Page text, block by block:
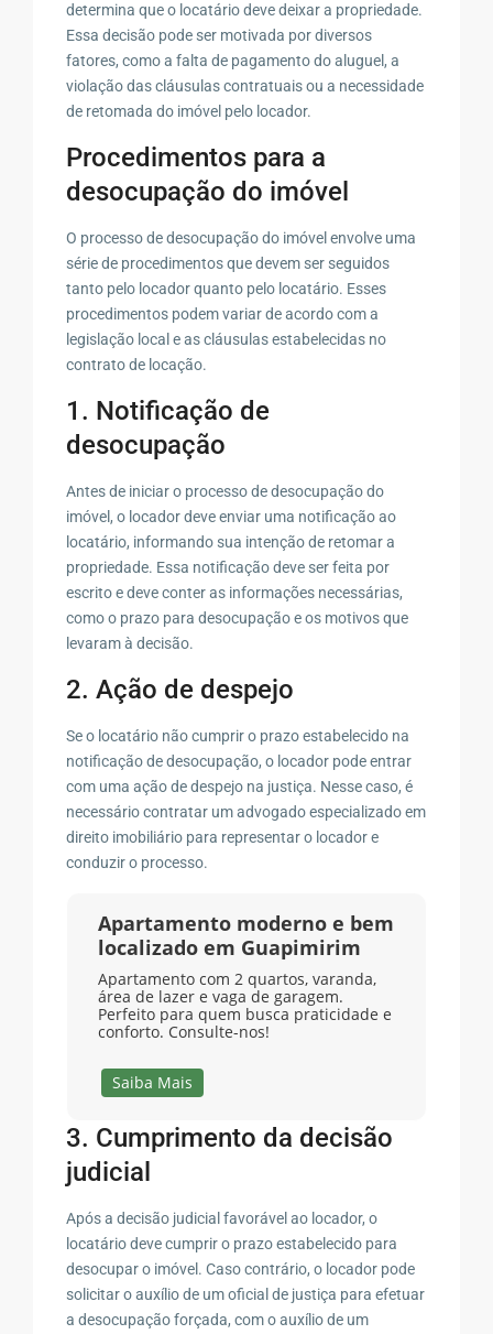
determina que o locatário deve deixar a propriedade.
Essa decisão pode ser motivada por diversos
fatores, como a falta de pagamento do aluguel, a
violação das cláusulas contratuais ou a necessidade
de retomada do imóvel pelo locador.
Procedimentos para a
desocupação do imóvel
O processo de desocupação do imóvel envolve uma
série de procedimentos que devem ser seguidos
tanto pelo locador quanto pelo locatário. Esses
procedimentos podem variar de acordo com a
legislação local e as cláusulas estabelecidas no
contrato de locação.
1. Notificação de
desocupação
Antes de iniciar o processo de desocupação do
imóvel, o locador deve enviar uma notificação ao
locatário, informando sua intenção de retomar a
propriedade. Essa notificação deve ser feita por
escrito e deve conter as informações necessárias,
como o prazo para desocupação e os motivos que
levaram à decisão.
2. Ação de despejo
Se o locatário não cumprir o prazo estabelecido na
notificação de desocupação, o locador pode entrar
com uma ação de despejo na justiça. Nesse caso, é
necessário contratar um advogado especializado em
direito imobiliário para representar o locador e
conduzir o processo.
Apartamento moderno e bem
localizado em Guapimirim
Apartamento com 2 quartos, varanda,
área de lazer e vaga de garagem.
Perfeito para quem busca praticidade e
conforto. Consulte-nos!
Saiba Mais
3. Cumprimento da decisão
judicial
Após a decisão judicial favorável ao locador, o
locatário deve cumprir o prazo estabelecido para
desocupar o imóvel. Caso contrário, o locador pode
solicitar o auxílio de um oficial de justiça para efetuar
a desocupação forçada, com o auxílio de um